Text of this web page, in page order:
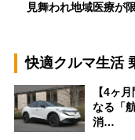
見舞われ地域医療
快適クルマ生活
【4ヶ
なる「
消…